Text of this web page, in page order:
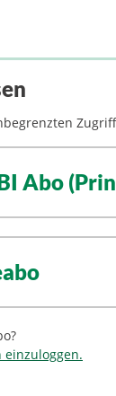
Abo
einzuloggen.